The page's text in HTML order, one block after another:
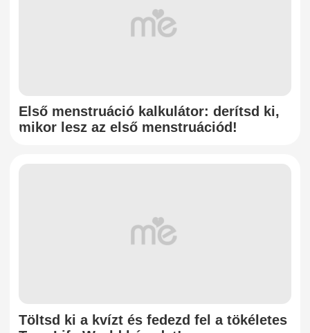
Első menstruáció kalkulátor: derítsd ki,
mikor lesz az első menstruációd!
Töltsd ki a kvízt és fedezd fel a tökéletes